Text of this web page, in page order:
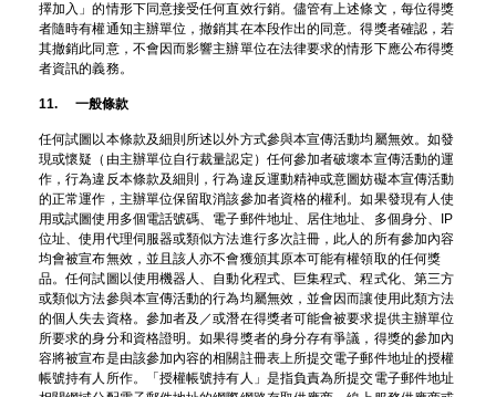
擇加入」的情形下同意接受任何直效行銷。儘管有上述條文，每位得獎
者隨時有權通知主辦單位，撤銷其在本段作出的同意。得獎者確認，若
其撤銷此同意，不會因而影響主辦單位在法律要求的情形下應公布得獎
者資訊的義務。
11. 一般條款
任何試圖以本條款及細則所述以外方式參與本宣傳活動均屬無效。如發
現或懷疑（由主辦單位自行裁量認定）任何參加者破壞本宣傳活動的運
作，行為違反本條款及細則，行為違反運動精神或意圖妨礙本宣傳活動
的正常運作，主辦單位保留取消該參加者資格的權利。如果發現有人使
用或試圖使用多個電話號碼、電子郵件地址、居住地址、多個身分、IP
位址、使用代理伺服器或類似方法進行多次註冊，此人的所有參加內容
均會被宣布無效，並且該人亦不會獲頒其原本可能有權領取的任何獎
品。任何試圖以使用機器人、自動化程式、巨集程式、程式化、第三方
或類似方法參與本宣傳活動的行為均屬無效，並會因而讓使用此類方法
的個人失去資格。參加者及／或潛在得獎者可能會被要求提供主辦單位
所要求的身分和資格證明。如果得獎者的身分存有爭議，得獎的參加內
容將被宣布是由該參加內容的相關註冊表上所提交電子郵件地址的授權
帳號持有人所作。「授權帳號持有人」是指負責為所提交電子郵件地址